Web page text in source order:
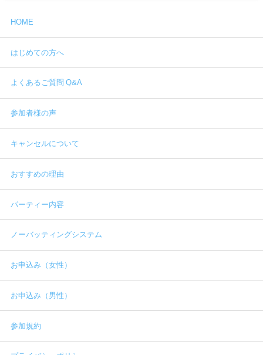
HOME
はじめての方へ
よくあるご質問 Q&A
参加者様の声
キャンセルについて
おすすめの理由
パーティー内容
ノーバッティングシステム
お申込み（女性）
お申込み（男性）
参加規約